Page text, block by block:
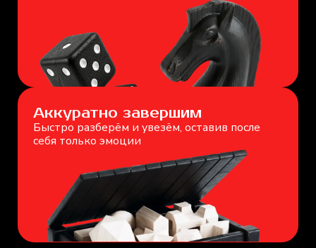
Аккуратно завершим
Быстро разберём и увезём, оставив после
себя только эмоции